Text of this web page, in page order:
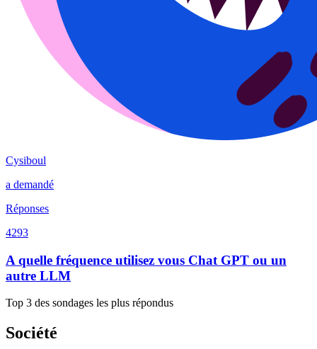
Cysiboul
a demandé
Réponses
4293
A quelle fréquence utilisez vous Chat GPT ou un
autre LLM
Top 3 des sondages les plus répondus
Société